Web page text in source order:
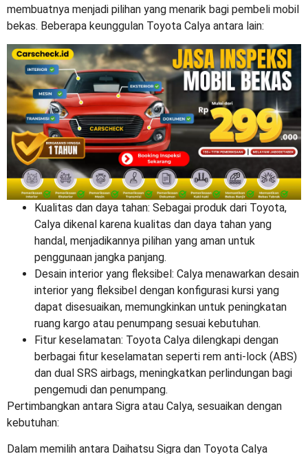
membuatnya menjadi pilihan yang menarik bagi pembeli mobil
bekas. Beberapa keunggulan Toyota Calya antara lain:
Kualitas dan daya tahan: Sebagai produk dari Toyota,
Calya dikenal karena kualitas dan daya tahan yang
handal, menjadikannya pilihan yang aman untuk
penggunaan jangka panjang.
Desain interior yang fleksibel: Calya menawarkan desain
interior yang fleksibel dengan konfigurasi kursi yang
dapat disesuaikan, memungkinkan untuk peningkatan
ruang kargo atau penumpang sesuai kebutuhan.
Fitur keselamatan: Toyota Calya dilengkapi dengan
berbagai fitur keselamatan seperti rem anti-lock (ABS)
dan dual SRS airbags, meningkatkan perlindungan bagi
pengemudi dan penumpang.
Pertimbangkan antara Sigra atau Calya, sesuaikan dengan
kebutuhan:
Dalam memilih antara Daihatsu Sigra dan Toyota Calya